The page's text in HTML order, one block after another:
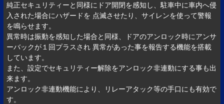
純正セキュリティーと同様にドア開閉を感知し、駐車中に車内へ侵
入された場合にハザードを 点滅させたり、サイレンを使って警報
を鳴らせます。
異常時は振動を感知した場合と同様、ドアのアンロック時にアンサ
ーバックが１回プラスされ 異常があった事を報告する機能を搭載
しています。
また、設定でセキュリティー解除をアンロック非連動にする事も出
来ます。
アンロック非連動機能により、リレーアタック等の手口にも有効で
す。